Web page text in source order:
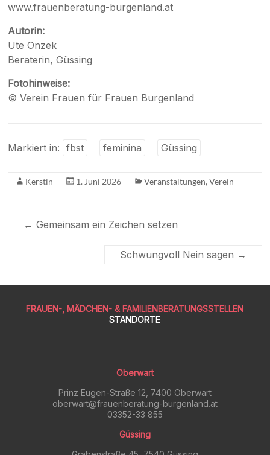
www.frauenberatung-burgenland.at
Autorin:
Ute Onzek
Beraterin, Güssing
Fotohinweise:
© Verein Frauen für Frauen Burgenland
Markiert in: fbst feminina Güssing
Kerstin 1. Juni 2026 Veranstaltungen,Verein
← Gemeinsam ein Zeichen setzen
Schwungvoll Nein sagen →
FRAUEN-, MÄDCHEN- & FAMILIENBERATUNGSSTELLEN
STANDORTE
Oberwart
Prinz Eugen-Straße 12, 7400 Oberwart
oberwart@frauenberatung-burgenland.at
03352-33 855
Güssing